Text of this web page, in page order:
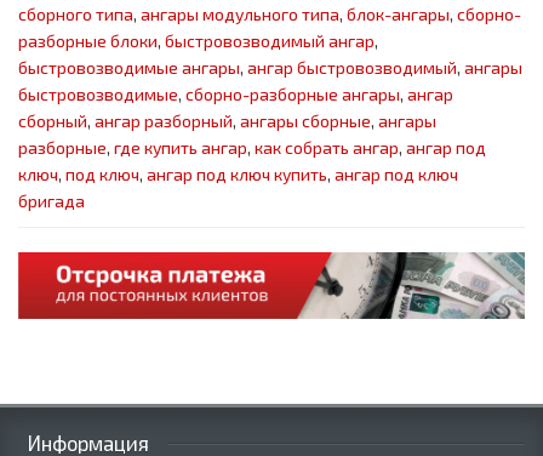
сборного типа, ангары модульного типа, блок-ангары, сборно-
разборные блоки, быстровозводимый ангар,
быстровозводимые ангары, ангар быстровозводимый, ангары
быстровозводимые, сборно-разборные ангары, ангар
сборный, ангар разборный, ангары сборные, ангары
разборные, где купить ангар, как собрать ангар, ангар под
ключ, под ключ, ангар под ключ купить, ангар под ключ
бригада
Информация